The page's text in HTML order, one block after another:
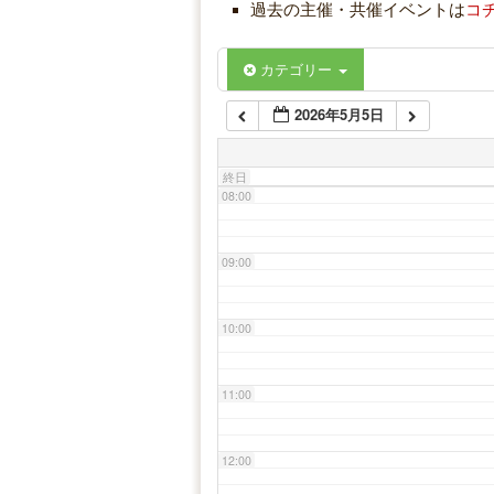
過去の主催・共催イベントはコ
カテゴリー
2026年5月5日
終日
06:00
07:00
08:00
09:00
10:00
11:00
12:00